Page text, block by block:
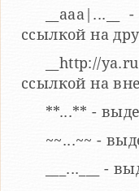
ссылкой на
__http://
ссылкой на
**...** -
~~...~~ -
___...___ -